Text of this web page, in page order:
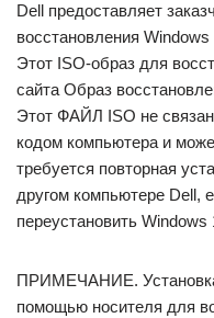
Dell предоставляет
восстановления
Этот ISO-образ для
сайта Образ
Этот ФАЙЛ ISO не
кодом компьютера и
требуется повторная
другом компьютере Dell,
переустановить
ПРИМЕЧАНИЕ. Установка
помощью носителя для